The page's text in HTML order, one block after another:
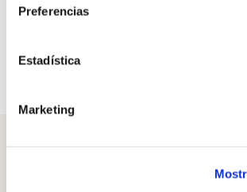
Preferencias
Estadística
Marketing
Cómo es una terapia de pareja: fases,